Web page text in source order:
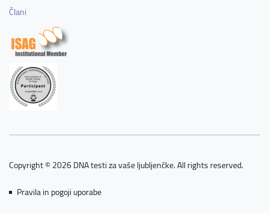
Člani
Copyright © 2026 DNA testi za vaše ljubljenčke. All rights reserved.
Pravila in pogoji uporabe